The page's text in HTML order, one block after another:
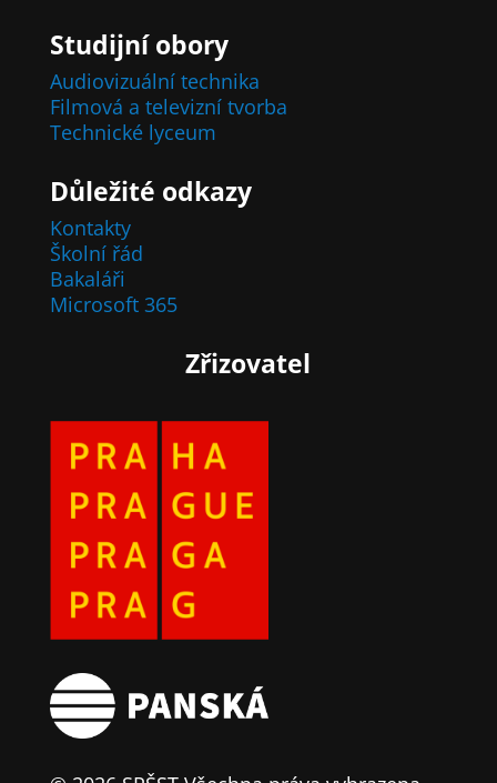
Studijní obory
Audiovizuální technika
Filmová a televizní tvorba
Technické lyceum
Důležité odkazy
Kontakty
Školní řád
Bakaláři
Microsoft 365
Zřizovatel